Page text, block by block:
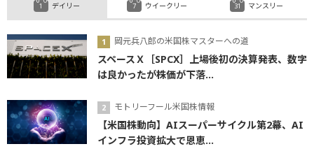
デイリー
岡元兵八郎の米国株マスターへの道
スペースＸ［SPCX］上場後初の決算発表、数字
は良かったが株価が下落...
モトリーフール米国株情報
【米国株動向】AIスーパーサイクル第2幕、AI
インフラ投資拡大で恩恵...
ウイークリー マンスリー